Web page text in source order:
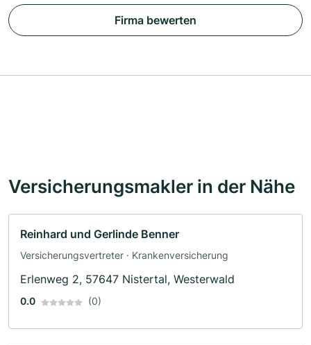
Firma bewerten
Versicherungsmakler in der Nähe
Reinhard und Gerlinde Benner
Versicherungsvertreter · Krankenversicherung
Erlenweg 2, 57647 Nistertal, Westerwald
0.0 (0)